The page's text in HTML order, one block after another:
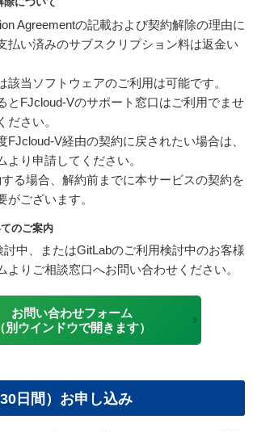
Agreementの記載および契約解除の理由に
払い済みのサブスクリプション料は返金い
該当ソフトウェアのご利用は可能です。
とFJcloud-Vのサポート窓口はご利用でませ
ださい。
FJcloud-V経由の契約に戻されたい場合は、
より申請してください。
る場合、解約前までに本サービスの契約を
がございます。
のご案内
中、またはGitLabのご利用検討中のお客様
よりご相談窓口へお問い合わせください。
お問い合わせフォーム
（別ウインドウで開きます）
日間）お申し込み